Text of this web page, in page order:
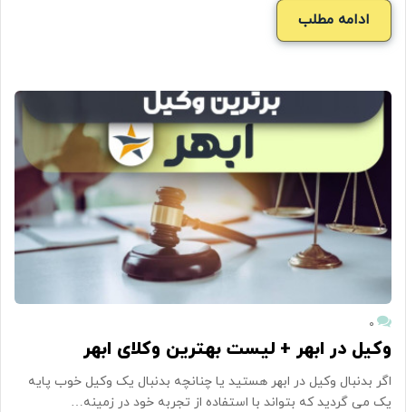
ادامه مطلب
۰
وکیل در ابهر + لیست بهترین وکلای ابهر
اگر بدنبال وکیل در ابهر هستید یا چنانچه بدنبال یک وکیل خوب پایه
یک می گردید که بتواند با استفاده از تجربه خود در زمینه…